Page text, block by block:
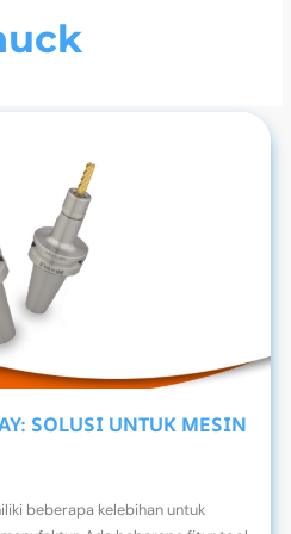
SOLUSI UNTUK MESIN
beberapa kelebihan untuk